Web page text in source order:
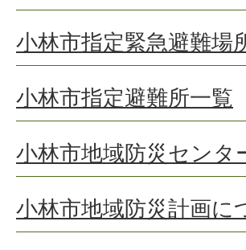
小林市指定緊急避難場
小林市指定避難所一覧
小林市地域防災センタ
小林市地域防災計画に